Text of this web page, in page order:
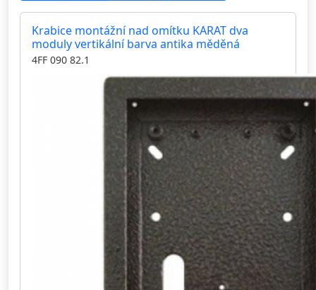
Krabice montážní nad omítku KARAT dva
moduly vertikální barva antika měděná
4FF 090 82.1